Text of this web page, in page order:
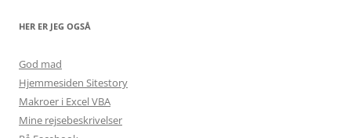
HER ER JEG OGSÅ
God mad
Hjemmesiden Sitestory
Makroer i Excel VBA
Mine rejsebeskrivelser